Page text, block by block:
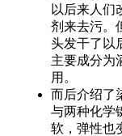
以后来人们
剂来去污。
头发干了以
主要成分为
用。
而后介绍了
与两种化学
软，弹性也